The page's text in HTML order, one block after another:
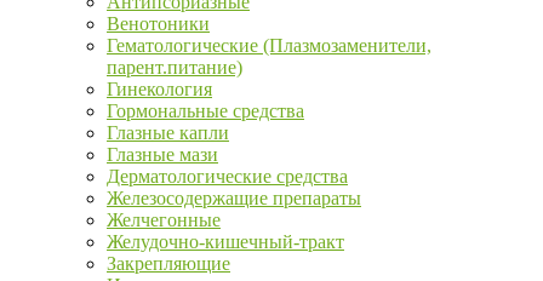
Венотоники
Гематологические (Плазмозаменители,
парент.питание)
Гинекология
Гормональные средства
Глазные капли
Глазные мази
Дерматологические средства
Железосодержащие препараты
Желчегонные
Желудочно-кишечный-тракт
Закрепляющие